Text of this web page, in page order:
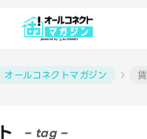
オールコネクトマガジン
– tag –